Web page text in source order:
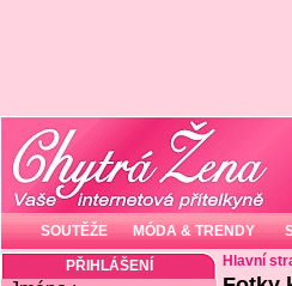
SOUTĚŽE MÓDA & TRENDY
PŘIHLÁŠENÍ Hlavní